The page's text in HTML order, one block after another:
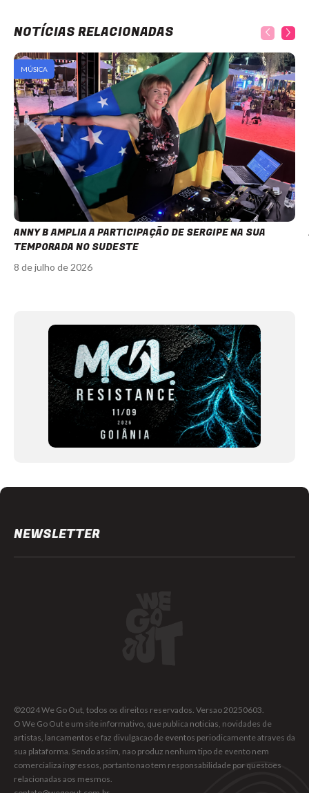
NOTÍCIAS RELACIONADAS
MÚSICA
ANNY B AMPLIA A PARTICIPAÇÃO DE SERGIPE NA SUA
TEMPORADA NO SUDESTE
8 de julho de 2026
NEWSLETTER
©2024 We Go Out, todos os direitos reservados. Versao 20250603.
O We Go Out e um site informativo, que publica noticias, novidades de
artistas, lancamentos e faz divulgacao de eventos periodicamente atraves da
sua plataforma. Sendo assim, nao produz nenhum tipo de evento nem
comercializa ingressos, portanto nao tem responsabilidade por questoes
relacionadas aos mesmos.